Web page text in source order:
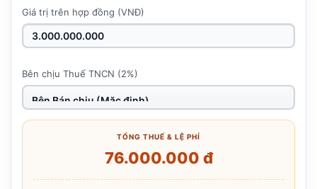
Giá trị trên hợp đồng (VNĐ)
Bên chịu Thuế TNCN (2%)
TỔNG THUẾ & LỆ PHÍ
76.000.000 đ